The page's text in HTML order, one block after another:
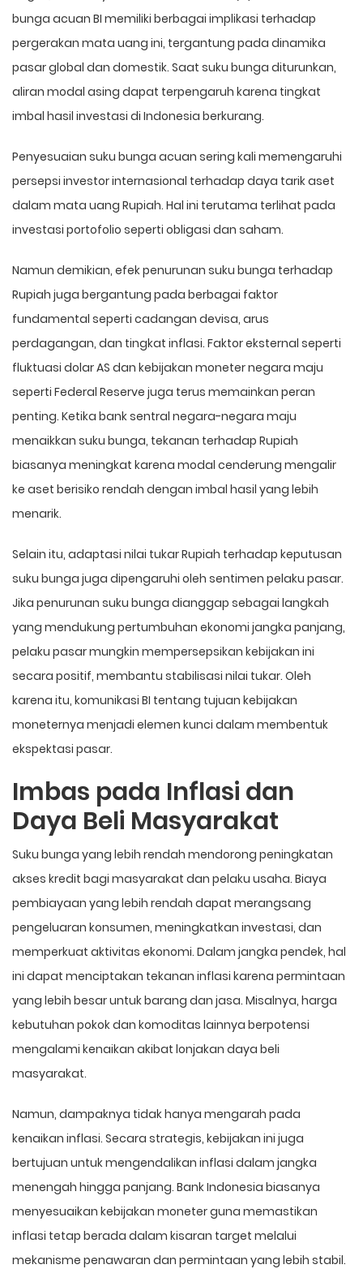
bunga acuan BI memiliki berbagai implikasi terhadap
pergerakan mata uang ini, tergantung pada dinamika
pasar global dan domestik. Saat suku bunga diturunkan,
aliran modal asing dapat terpengaruh karena tingkat
imbal hasil investasi di Indonesia berkurang.
Penyesuaian suku bunga acuan sering kali memengaruhi
persepsi investor internasional terhadap daya tarik aset
dalam mata uang Rupiah. Hal ini terutama terlihat pada
investasi portofolio seperti obligasi dan saham.
Namun demikian, efek penurunan suku bunga terhadap
Rupiah juga bergantung pada berbagai faktor
fundamental seperti cadangan devisa, arus
perdagangan, dan tingkat inflasi. Faktor eksternal seperti
fluktuasi dolar AS dan kebijakan moneter negara maju
seperti Federal Reserve juga terus memainkan peran
penting. Ketika bank sentral negara-negara maju
menaikkan suku bunga, tekanan terhadap Rupiah
biasanya meningkat karena modal cenderung mengalir
ke aset berisiko rendah dengan imbal hasil yang lebih
menarik.
Selain itu, adaptasi nilai tukar Rupiah terhadap keputusan
suku bunga juga dipengaruhi oleh sentimen pelaku pasar.
Jika penurunan suku bunga dianggap sebagai langkah
yang mendukung pertumbuhan ekonomi jangka panjang,
pelaku pasar mungkin mempersepsikan kebijakan ini
secara positif, membantu stabilisasi nilai tukar. Oleh
karena itu, komunikasi BI tentang tujuan kebijakan
moneternya menjadi elemen kunci dalam membentuk
ekspektasi pasar.
Imbas pada Inflasi dan
Daya Beli Masyarakat
Suku bunga yang lebih rendah mendorong peningkatan
akses kredit bagi masyarakat dan pelaku usaha. Biaya
pembiayaan yang lebih rendah dapat merangsang
pengeluaran konsumen, meningkatkan investasi, dan
memperkuat aktivitas ekonomi. Dalam jangka pendek, hal
ini dapat menciptakan tekanan inflasi karena permintaan
yang lebih besar untuk barang dan jasa. Misalnya, harga
kebutuhan pokok dan komoditas lainnya berpotensi
mengalami kenaikan akibat lonjakan daya beli
masyarakat.
Namun, dampaknya tidak hanya mengarah pada
kenaikan inflasi. Secara strategis, kebijakan ini juga
bertujuan untuk mengendalikan inflasi dalam jangka
menengah hingga panjang. Bank Indonesia biasanya
menyesuaikan kebijakan moneter guna memastikan
inflasi tetap berada dalam kisaran target melalui
mekanisme penawaran dan permintaan yang lebih stabil.